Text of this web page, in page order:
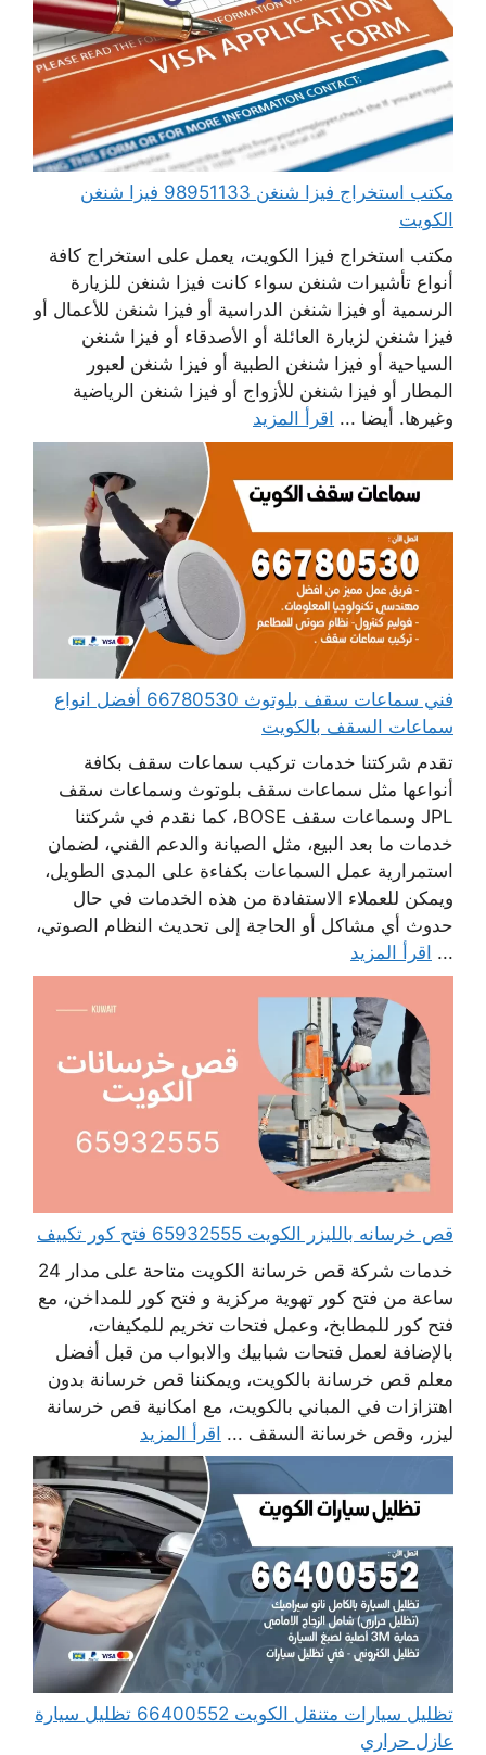
مكتب استخراج فيزا شنغن 98951133 فيزا شنغن
الكويت
مكتب استخراج فيزا الكويت، يعمل على استخراج كافة
أنواع تأشيرات شنغن سواء كانت فيزا شنغن للزيارة
الرسمية أو فيزا شنغن الدراسية أو فيزا شنغن للأعمال أو
فيزا شنغن لزيارة العائلة أو الأصدقاء أو فيزا شنغن
السياحية أو فيزا شنغن الطبية أو فيزا شنغن لعبور
المطار أو فيزا شنغن للأزواج أو فيزا شنغن الرياضية
وغيرها. أيضا ... اقرأ المزيد
فني سماعات سقف بلوتوث 66780530 أفضل انواع
سماعات السقف بالكويت
تقدم شركتنا خدمات تركيب سماعات سقف بكافة
أنواعها مثل سماعات سقف بلوتوث وسماعات سقف
JPL وسماعات سقف BOSE، كما نقدم في شركتنا
خدمات ما بعد البيع، مثل الصيانة والدعم الفني، لضمان
استمرارية عمل السماعات بكفاءة على المدى الطويل،
ويمكن للعملاء الاستفادة من هذه الخدمات في حال
حدوث أي مشاكل أو الحاجة إلى تحديث النظام الصوتي،
... اقرأ المزيد
قص خرسانه بالليزر الكويت 65932555 فتح كور تكييف
خدمات شركة قص خرسانة الكويت متاحة على مدار 24
ساعة من فتح كور تهوية مركزية و فتح كور للمداخن، مع
فتح كور للمطابخ، وعمل فتحات تخريم للمكيفات،
بالإضافة لعمل فتحات شبابيك والابواب من قبل أفضل
معلم قص خرسانة بالكويت، ويمكننا قص خرسانة بدون
اهتزازات في المباني بالكويت، مع امكانية قص خرسانة
ليزر، وقص خرسانة السقف ... اقرأ المزيد
تظليل سيارات متنقل الكويت 66400552 تظليل سيارة
عازل حراري